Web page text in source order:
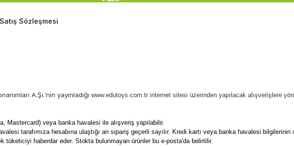
Sözleşmesi
A.Şi.'nin yayınladığı www.edutoys.com.tr internet sitesi üzerinden yapılacak alışverişlere
Mastercard) veya banka havalesi ile alışveriş yapılabilir.
tarafımıza hesabına ulaştığı an sipariş geçerli sayılır. Kredi kartı veya banka havalesi
tüketiciyi haberdar eder. Stokta bulunmayan ürünler bu e-posta'da belirtilir.